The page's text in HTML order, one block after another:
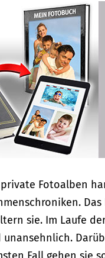
Fotoalben
sie. Im Laufe